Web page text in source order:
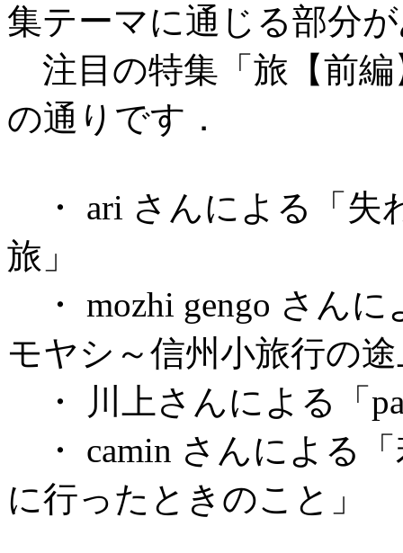
集テーマに通じる部分
注目の特集「旅【前編
の通りです．
・ ari さんによる「失
旅」
・ mozhi gengo さん
モヤシ～信州小旅行の
・ 川上さんによる「
・ camin さんによる
に行ったときのこと」